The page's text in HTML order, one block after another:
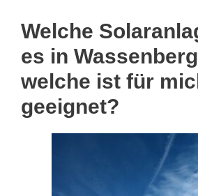
Welche
es in
welche ist für
geeignet?